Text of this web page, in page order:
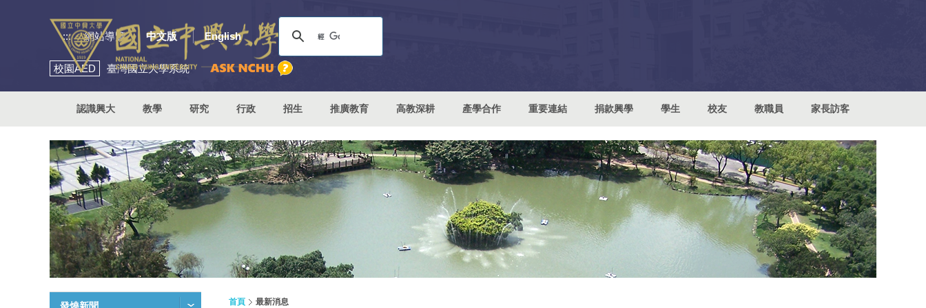
::: 網站導覽 中文版 English
校園AED 臺灣國立大學系統
認識興大 教學 研究 行政 招生 推廣教育 高教深耕 產學合作 重要連結 捐款興學 學生 校友 教職員 家長訪客
首頁 最新消息